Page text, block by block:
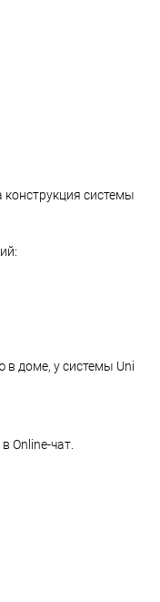
конструкция системы
в доме, у системы Uni
Online-чат.